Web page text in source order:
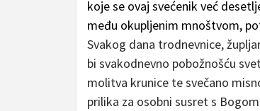
koje se ovaj svećenik već
među okupljenim mnoštvom,
Svakog dana trodnevnice,
bi svakodnevno pobožnošću
molitva krunice te svečano
prilika za osobni susret s